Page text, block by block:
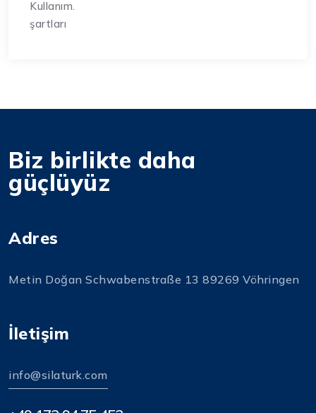
Biz birlikte daha
güçlüyüz
Adres
Metin Doğan Schwabenstraße 13 89269 Vöhringen
İletişim
info@silaturk.com